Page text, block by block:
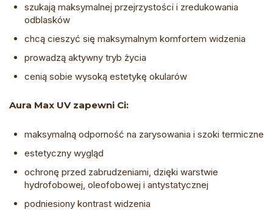
szukają maksymalnej przejrzystości i zredukowania
odblasków
chcą cieszyć się maksymalnym komfortem widzenia
prowadzą aktywny tryb życia
cenią sobie wysoką estetykę okularów
Aura Max UV zapewni Ci:
maksymalną odporność na zarysowania i szoki termiczne
estetyczny wygląd
ochronę przed zabrudzeniami, dzięki warstwie
hydrofobowej, oleofobowej i antystatycznej
podniesiony kontrast widzenia